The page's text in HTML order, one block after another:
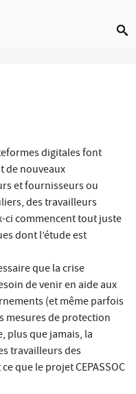
digitales font
de nouveaux
et fournisseurs ou
des travailleurs
ci commencent tout juste
dont l’étude est
que la crise
de venir en aide aux
(et même parfois
mesures de protection
plus que jamais, la
travailleurs des
que le projet CEPASSOC